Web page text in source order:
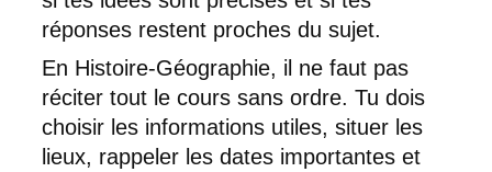
réponses restent proches du sujet.
En Histoire-Géographie, il ne faut pas
réciter tout le cours sans ordre. Tu dois
choisir les informations utiles, situer les
lieux, rappeler les dates importantes et